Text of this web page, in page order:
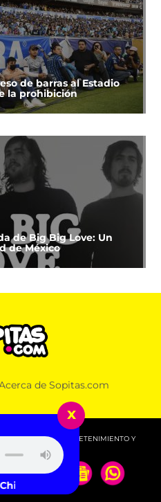
de barras al Estadio
la prohibición
de Big Big Love: Un
de México
de Sopitas.com
DEPORTES, ENTRETENIMIENTO Y
x
-